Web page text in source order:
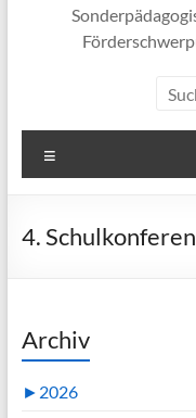
4.
Archiv
► 2026